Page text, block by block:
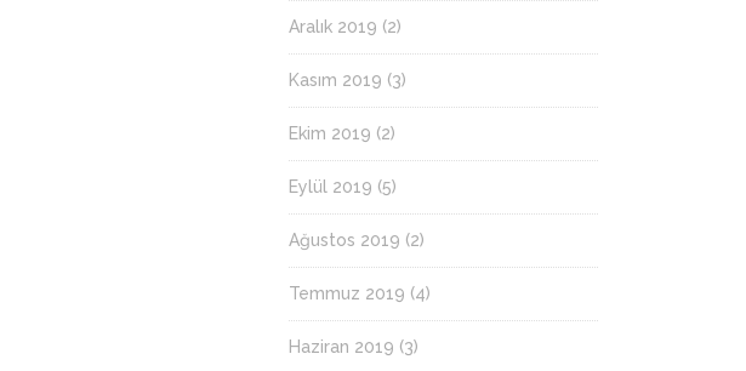
Aralık 2019 (2)
Kasım 2019 (3)
Ekim 2019 (2)
Eylül 2019 (5)
Ağustos 2019 (2)
Temmuz 2019 (4)
Haziran 2019 (3)